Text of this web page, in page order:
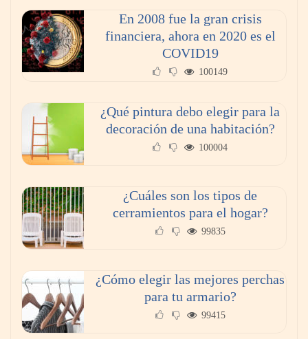
En 2008 fue la gran crisis
financiera, ahora en 2020 es el
COVID19
100149
¿Qué pintura debo elegir para la
decoración de una habitación?
100004
¿Cuáles son los tipos de
cerramientos para el hogar?
99835
¿Cómo elegir las mejores perchas
para tu armario?
99415